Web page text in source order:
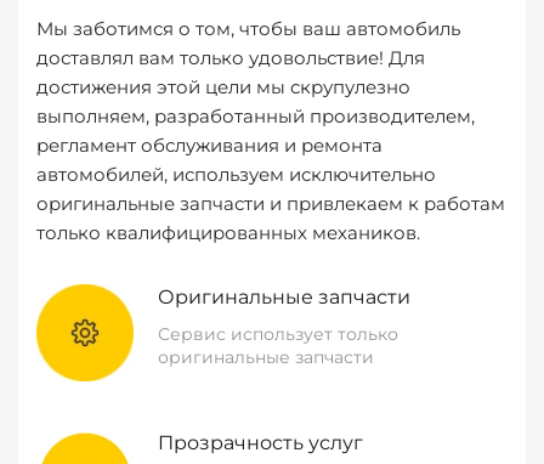
Мы заботимся о том, чтобы ваш автомобиль
доставлял вам только удовольствие! Для
достижения этой цели мы скрупулезно
выполняем, разработанный производителем,
регламент обслуживания и ремонта
автомобилей, используем исключительно
оригинальные запчасти и привлекаем к работам
только квалифицированных механиков.
Оригинальные запчасти
Сервис использует только
оригинальные запчасти
Прозрачность услуг